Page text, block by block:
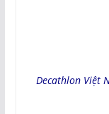
Decathlon Việt